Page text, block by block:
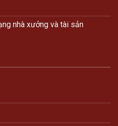
nhà xưởng và tài sản